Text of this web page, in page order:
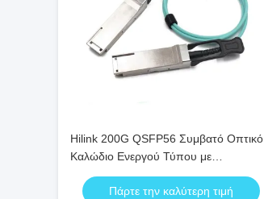
Hilink 200G QSFP56 Συμβατό Οπτικό
Καλώδιο Ενεργού Τύπου με
Προσαρμόσιμο Μήκος για Μετάδοση
Δεδομένων Υψηλής Ταχύτητας
Πάρτε την καλύτερη τιμή